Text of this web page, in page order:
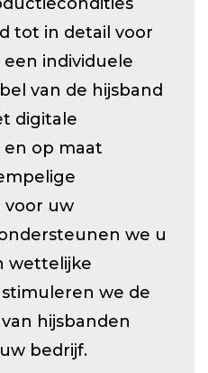
tot in detail voor
individuele
van de hijsband
digitale
op maat
voor uw
we u
wettelijke
we de
hijsbanden
bedrijf.